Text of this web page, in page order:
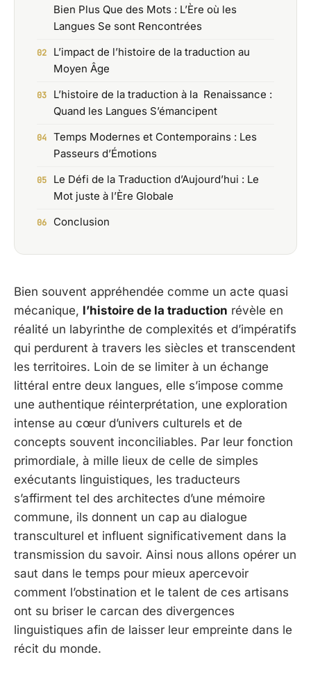
Bien Plus Que des Mots : L’Ère où les
Langues Se sont Rencontrées
L’impact de l’histoire de la traduction au
Moyen Âge
L’histoire de la traduction à la Renaissance :
Quand les Langues S’émancipent
Temps Modernes et Contemporains : Les
Passeurs d’Émotions
Le Défi de la Traduction d’Aujourd’hui : Le
Mot juste à l’Ère Globale
Conclusion
Bien souvent appréhendée comme un acte quasi
mécanique, l’histoire de la traduction révèle en
réalité un labyrinthe de complexités et d’impératifs
qui perdurent à travers les siècles et transcendent
les territoires. Loin de se limiter à un échange
littéral entre deux langues, elle s’impose comme
une authentique réinterprétation, une exploration
intense au cœur d’univers culturels et de
concepts souvent inconciliables. Par leur fonction
primordiale, à mille lieux de celle de simples
exécutants linguistiques, les traducteurs
s’affirment tel des architectes d’une mémoire
commune, ils donnent un cap au dialogue
transculturel et influent significativement dans la
transmission du savoir. Ainsi nous allons opérer un
saut dans le temps pour mieux apercevoir
comment l’obstination et le talent de ces artisans
ont su briser le carcan des divergences
linguistiques afin de laisser leur empreinte dans le
récit du monde.